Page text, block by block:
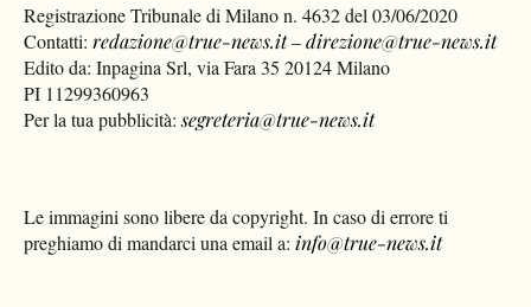
Registrazione Tribunale di Milano n. 4632 del 03/06/2020
Contatti:redazione@true-news.it–direzione@true-news.it
Edito da: Inpagina Srl, via Fara 35 20124 Milano
PI 11299360963
Per la tua pubblicità:segreteria@true-news.it
Le immagini sono libere da copyright. In caso di errore ti
preghiamo di mandarci una email a: info@true-news.it